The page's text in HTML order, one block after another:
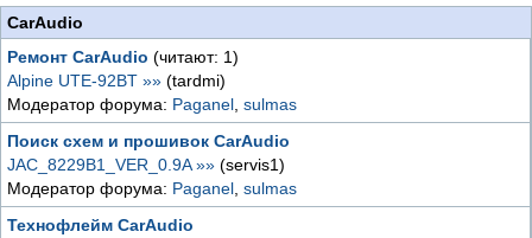
CarAudio
Ремонт CarAudio (читают: 1)
Alpine UTE-92BT »» (tardmi)
Модератор форума: Paganel sulmas
Поиск схем и прошивок CarAudio
JAC_8229B1_VER_0.9A »» (servis1)
Модератор форума: Paganel sulmas
Технофлейм CarAudio